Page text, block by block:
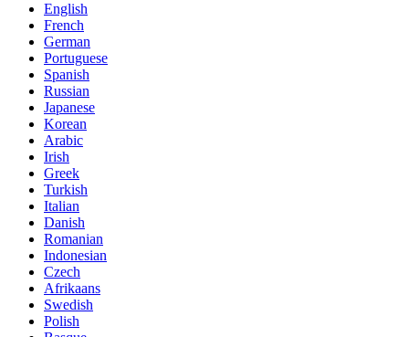
English
French
German
Portuguese
Spanish
Russian
Japanese
Korean
Arabic
Irish
Greek
Turkish
Italian
Danish
Romanian
Indonesian
Czech
Afrikaans
Swedish
Polish